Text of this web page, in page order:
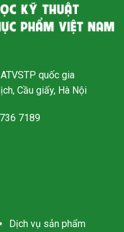
quốc gia
Cầu giấy, Hà Nội
7189
Dịch vụ sản phẩm